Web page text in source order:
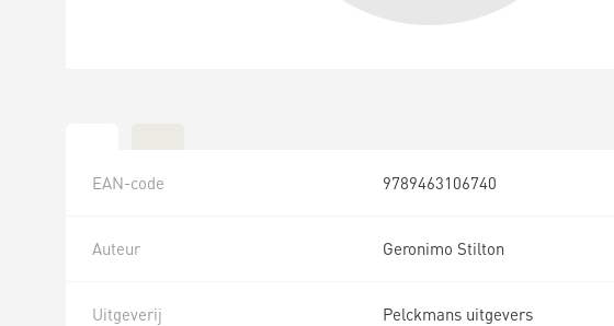
EAN-code 9789463106740
Auteur Geronimo Stilton
Uitgeverij Pelckmans uitgevers